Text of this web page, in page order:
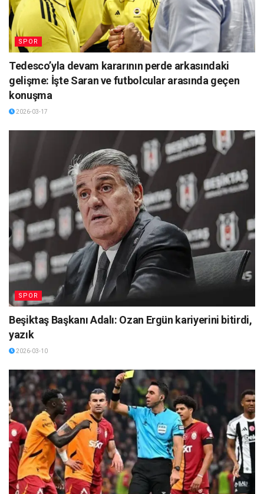
SPOR
Tedesco’yla devam kararının perde arkasındaki
gelişme: İşte Saran ve futbolcular arasında geçen
konuşma
2026-03-17
SPOR
Beşiktaş Başkanı Adalı: Ozan Ergün kariyerini bitirdi,
yazık
2026-03-10